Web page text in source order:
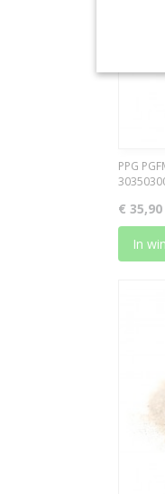
PPG
€ 35,90
In